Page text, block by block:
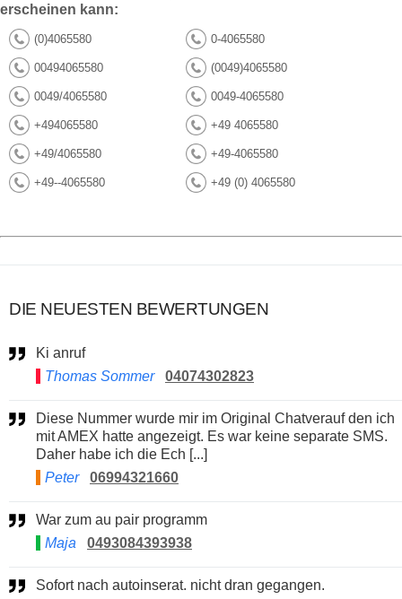
erscheinen kann:
(0)4065580 0-4065580
00494065580 (0049)4065580
0049/4065580 0049-4065580
+494065580 +49 4065580
+49/4065580 +49-4065580
+49--4065580 +49 (0) 4065580
DIE NEUESTEN BEWERTUNGEN
Ki anruf
Thomas Sommer
04074302823
Diese Nummer wurde mir im Original Chatverauf den ich
mit AMEX hatte angezeigt. Es war keine separate SMS.
Daher habe ich die Ech [...]
Peter
06994321660
War zum au pair programm
Maja
0493084393938
Sofort nach autoinserat. nicht dran gegangen.